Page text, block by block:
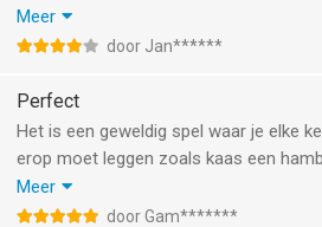
Maar wel leuk om te doen,
Je hebt de "carrière" modus, een
In de laatste kan je de burger naar
grappig om e doen,
Nederlands talig spel
Meer
door Jan******
Perfect
Het is een geweldig spel waar je elke
erop moet leggen zoals kaas een
het bodempje ook kan je er cola of
heb het spel leren kennen toen mijn
Meer
door Gam*******